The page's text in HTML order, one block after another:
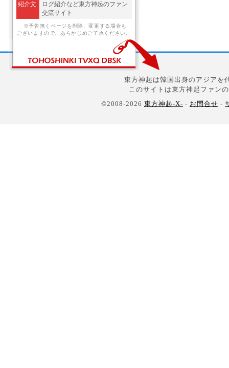
紹介文
ログ紹介など東方神起のファン
交流サイト
※予告無くページを削除、変更する場合も
ございますので、あらかじめご了承ください。
東方神起は韓国出身のアジアを
このサイトは東方神起ファン
©2008-2026 東方神起-X- - お問合せ -